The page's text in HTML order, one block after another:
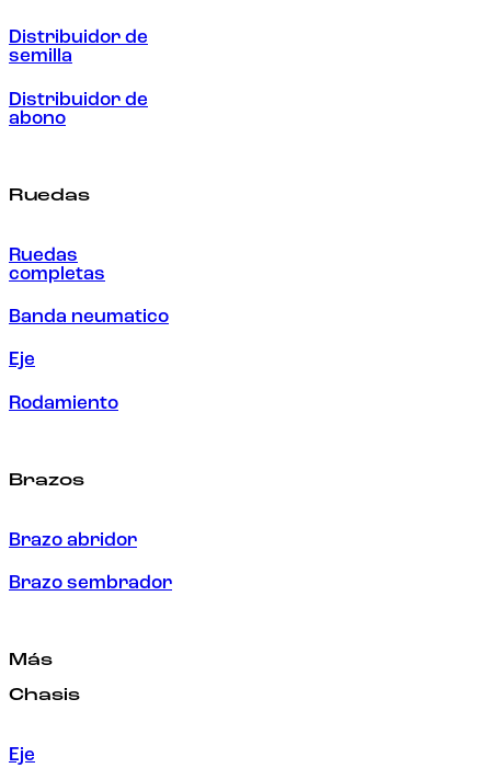
Distribuidor de
semilla
Distribuidor de
abono
Ruedas
Ruedas
completas
Banda neumatico
Eje
Rodamiento
Brazos
Brazo abridor
Brazo sembrador
Más
Chasis
Eje